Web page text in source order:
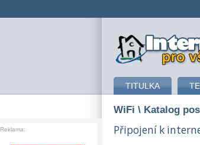
připojení k
TITULKA
WiFi \ Katalog
Připojení k
Reklama: